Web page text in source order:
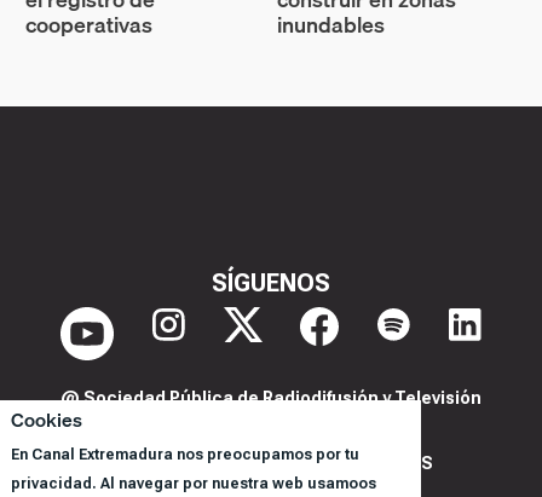
Cookies
En Canal Extremadura nos preocupamos por tu
privacidad. Al navegar por nuestra web usamoos
cooperativas inundables
SÍGUENOS
@ Sociedad Pública de Radiodifusión y Televisión
POLITICA DE PRIVACIDAD Y COOKIES